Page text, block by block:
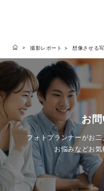
撮影レポート 想像させる
お
フォトプランナーがお
お悩みなどお